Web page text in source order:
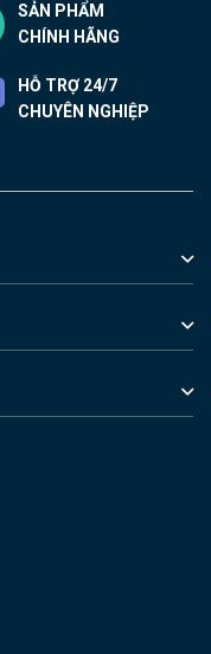
SẢN PHẨM
CHÍNH HÃNG
HỖ TRỢ 24/7
CHUYÊN NGHIỆP